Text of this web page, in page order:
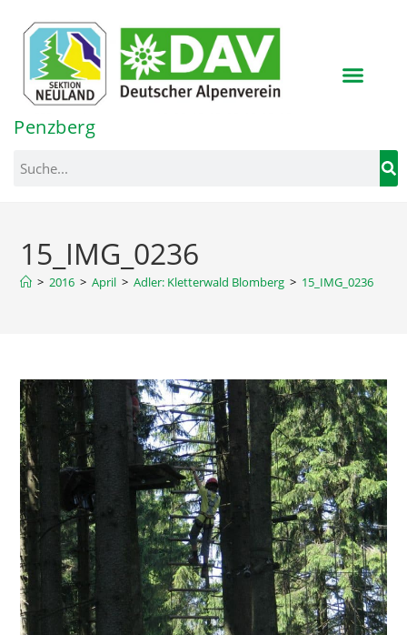
springen
Penzberg
15_IMG_0236
> 2016 > April > Adler: Kletterwald Blomberg > 15_IMG_0236